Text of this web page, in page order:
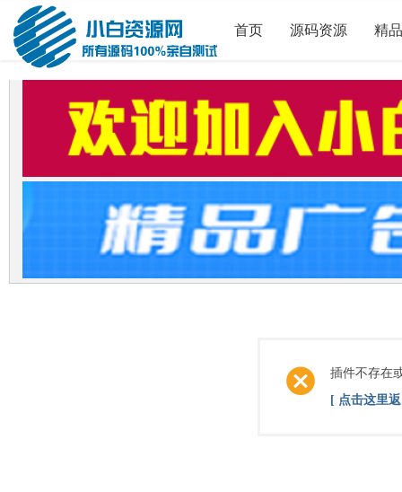
首页 源码资源 精
插件不存在
[ 点击这里